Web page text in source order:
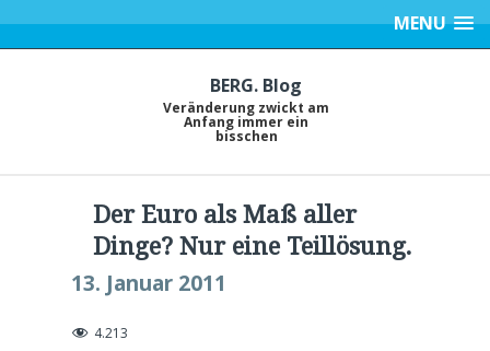
MENU
BERG. Blog
Veränderung zwickt am
Anfang immer ein
bisschen
Der Euro als Maß aller
Dinge? Nur eine Teillösung.
13. Januar 2011
4.213